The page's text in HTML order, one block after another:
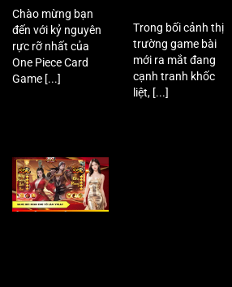
Chào mừng bạn
đến với kỷ nguyên
rực rỡ nhất của
One Piece Card
Game [...]
Trong bối cảnh thị
trường game bài
mới ra mắt đang
cạnh tranh khốc
liệt, [...]